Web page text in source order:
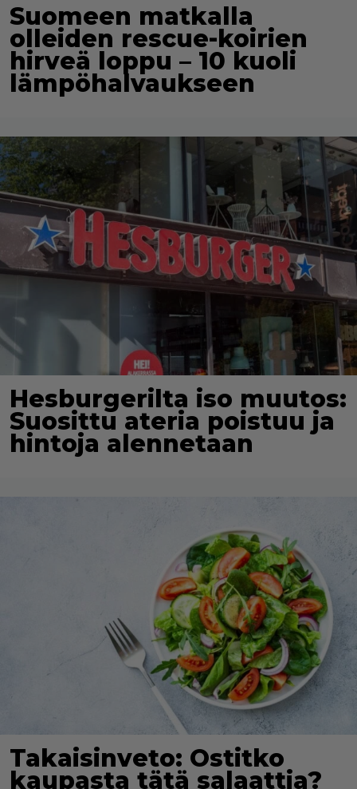
Suomeen matkalla
olleiden rescue-koirien
hirveä loppu – 10 kuoli
lämpöhalvaukseen
Hesburgerilta iso muutos:
Suosittu ateria poistuu ja
hintoja alennetaan
Takaisinveto: Ostitko
kaupasta tätä salaattia?